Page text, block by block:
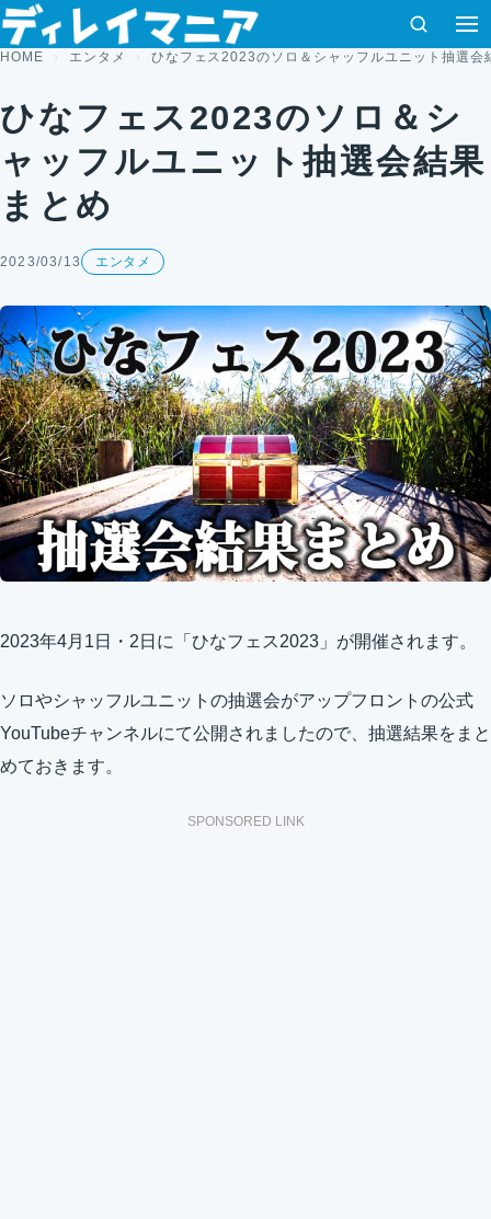
コンテンツへスキップ
検索
HOME エンタメ ひなフェス2023のソロ＆シャッフルユニット抽選会
ひなフェス2023のソロ＆シ
ャッフルユニット抽選会結果
まとめ
2023/03/13 エンタメ
2023年4月1日・2日に「ひなフェス2023」が開催されます。
ソロやシャッフルユニットの抽選会がアップフロントの公式
YouTubeチャンネルにて公開されましたので、抽選結果をまと
めておきます。
SPONSORED LINK